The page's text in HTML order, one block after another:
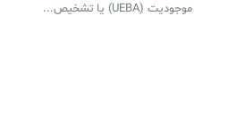
موجودیت (UEBA) یا تشخیص...